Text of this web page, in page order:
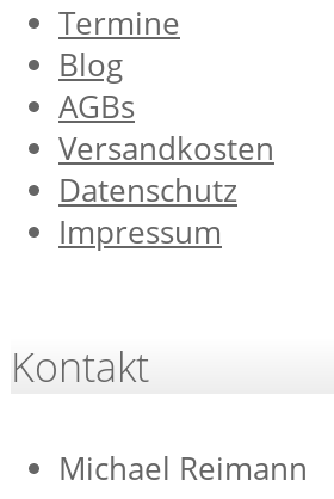
Termine
Blog
AGBs
Versandkosten
Datenschutz
Impressum
Kontakt
Michael Reimann